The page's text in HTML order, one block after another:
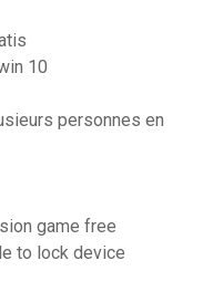
10
personnes en
game free
to lock device